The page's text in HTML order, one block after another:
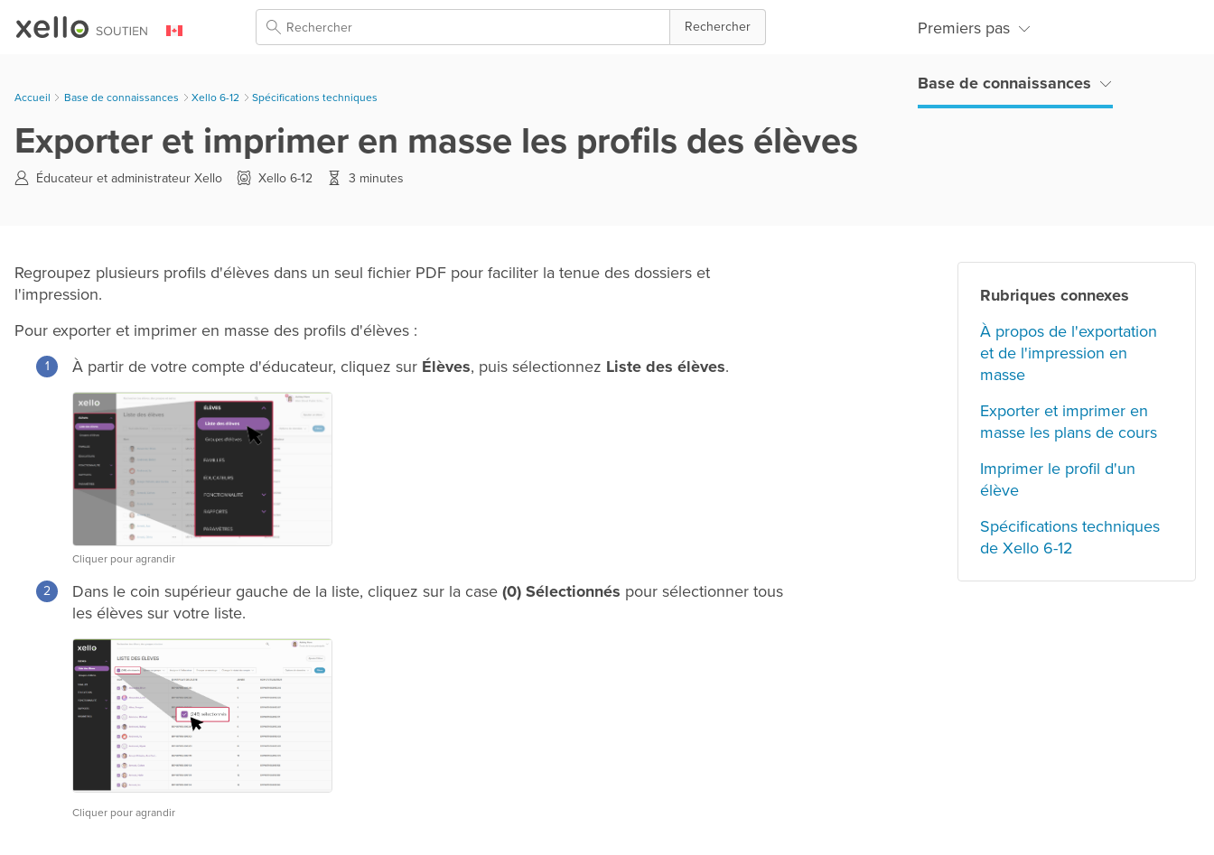
Skip To Main Content Rechercher Premiers pas
Base de connaissances
Accueil Base de connaissances > Xello 6-12 > Spécifications techniques
Exporter et imprimer en masse les profils des élèves
Éducateur et administrateur Xello Xello 6-12 3 minutes
Regroupez plusieurs profils d'élèves dans un seul fichier PDF pour faciliter la tenue des dossiers et
l'impression.
Pour exporter et imprimer en masse des profils d'élèves :
À partir de votre compte d'éducateur, cliquez sur Élèves, puis sélectionnez Liste des élèves.
Cliquer pour agrandir
Dans le coin supérieur gauche de la liste, cliquez sur la case (0) Sélectionnés pour sélectionner tous
les élèves sur votre liste.
Cliquer pour agrandir
Rubriques connexes
À propos de l'exportation
et de l'impression en
masse
Exporter et imprimer en
masse les plans de cours
Imprimer le profil d'un
élève
Spécifications techniques
de Xello 6-12